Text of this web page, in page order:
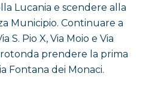
Lucania e scendere alla
Municipio. Continuare a
S. Pio X, Via Moio e Via
prendere la prima
Fontana dei Monaci.